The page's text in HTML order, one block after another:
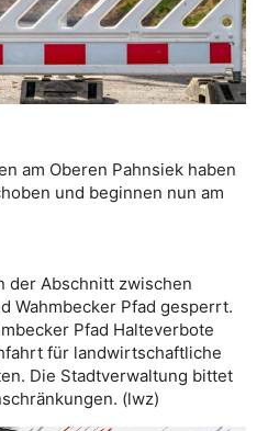
am Oberen Pahnsiek haben
und beginnen nun am
der Abschnitt zwischen
Wahmbecker Pfad gesperrt.
Pfad Halteverbote
für landwirtschaftliche
Die Stadtverwaltung bittet
(lwz)